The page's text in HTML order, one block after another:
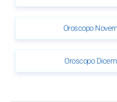
Oroscopo
Oroscopo